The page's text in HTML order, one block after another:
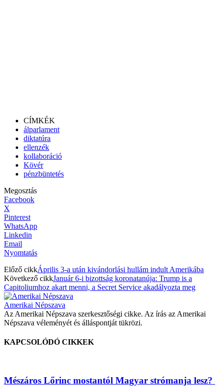
CÍMKÉK
álparlament
diktatúra
ellenzék
kollaboráció
Kövér
pénzbüntetés
Megosztás
Facebook
X
Pinterest
WhatsApp
Linkedin
Email
Nyomtatás
Előző cikkÁprilis 3-a után kivándorlási hullám indult Amerikába
Következő cikkJanuár 6-i bizottság koronatanúja: Trump is a
Capitoliumhoz akart menni, a Secret Service akadályozta meg
Amerikai Népszava
Az Amerikai Népszava szerkesztőségi cikke. Az írás az Amerikai
Népszava véleményét és álláspontját tükrözi.
KAPCSOLÓDÓ CIKKEK
Mészáros Lőrinc mostantól Magyar strómanja lesz?